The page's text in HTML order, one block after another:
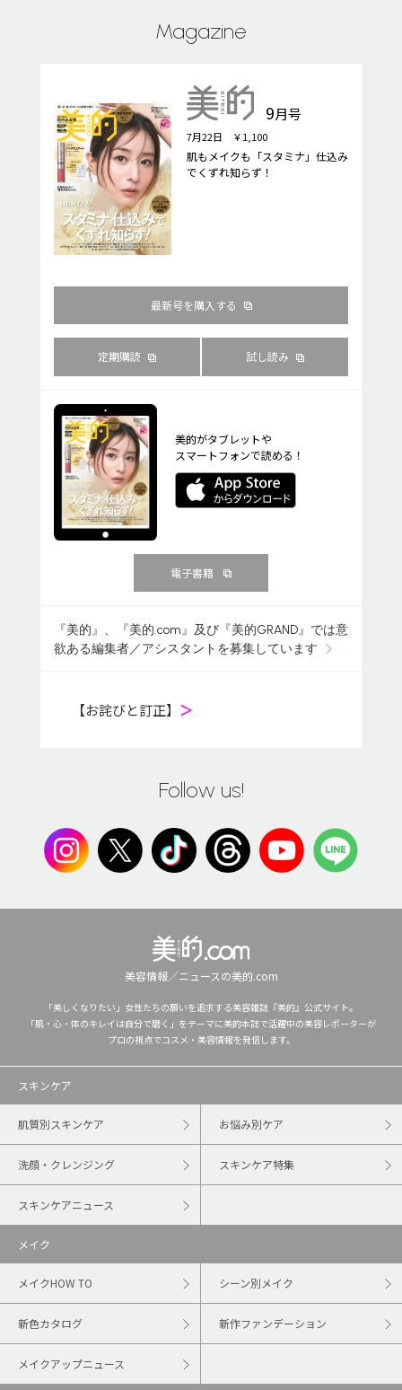
Magazine
9月号
7月22日 ￥1,100
肌もメイクも「スタミナ」仕込み
でくずれ知らず！
最新号を購入する
定期購読 試し読み
美的がタブレットや
スマートフォンで読める！
電子書籍
『美的』、『美的.com』及び『美的GRAND』では意
欲ある編集者／アシスタントを募集しています
【お詫びと訂正】 ＞
Follow us!
美容情報／ニュースの美的.com
「美しくなりたい」女性たちの願いを追求する美容雑誌『美的』公式サイト。
「肌・心・体のキレイは自分で磨く」をテーマに美的本誌で活躍中の美容レポーターが
プロの視点でコスメ・美容情報を発信します。
スキンケア
肌質別スキンケア お悩み別ケア
洗顔・クレンジング スキンケア特集
スキンケアニュース
メイク
メイクHOW TO シーン別メイク
新色カタログ 新作ファンデーション
メイクアップニュース